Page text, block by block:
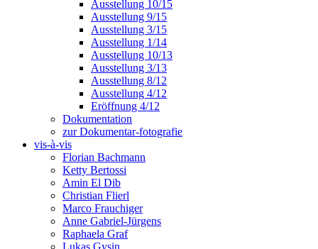
Ausstellung 10/15
Ausstellung 9/15
Ausstellung 3/15
Ausstellung 1/14
Ausstellung 10/13
Ausstellung 3/13
Ausstellung 8/12
Ausstellung 4/12
Eröffnung 4/12
Dokumentation
zur Dokumentar-fotografie
vis-à-vis
Florian Bachmann
Ketty Bertossi
Amin El Dib
Christian Flierl
Marco Frauchiger
Anne Gabriel-Jürgens
Raphaela Graf
Lukas Gysin